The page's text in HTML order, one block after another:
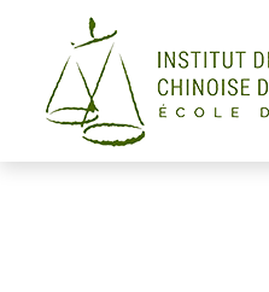
Panneau de gestion des cookies